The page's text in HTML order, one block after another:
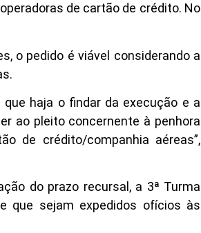
de cartão de crédito. No
o pedido é viável considerando a
haja o findar da execução e a
ao pleito concernente à penhora
de crédito/companhia aéreas”,
do prazo recursal, a 3ª Turma
que sejam expedidos ofícios às